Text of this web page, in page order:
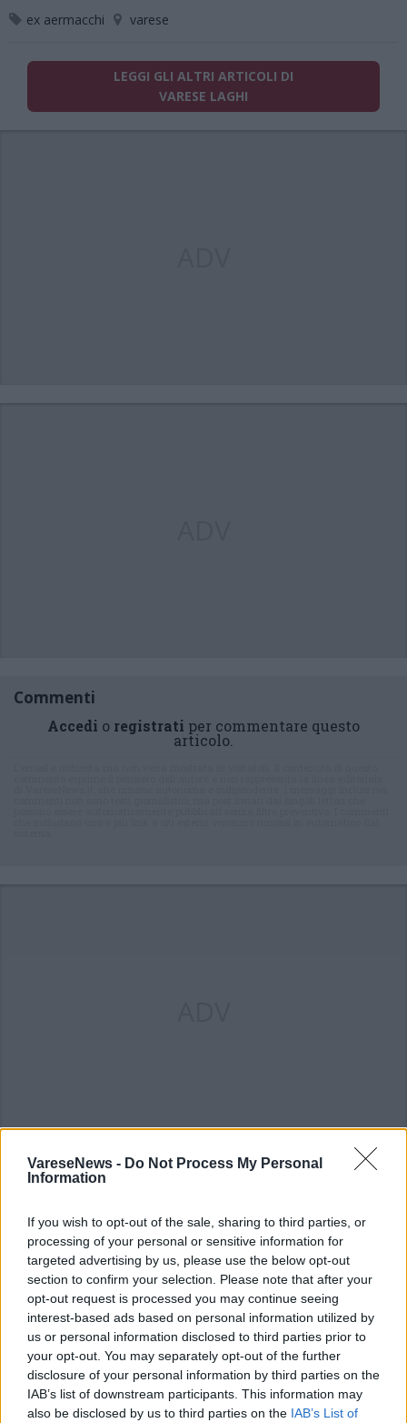
VareseNews - Do Not Process My Personal
Information
If you wish to opt-out of the sale, sharing to third parties, or
processing of your personal or sensitive information for
targeted advertising by us, please use the below opt-out
section to confirm your selection. Please note that after your
opt-out request is processed you may continue seeing
interest-based ads based on personal information utilized by
us or personal information disclosed to third parties prior to
your opt-out. You may separately opt-out of the further
disclosure of your personal information by third parties on the
IAB’s list of downstream participants. This information may
also be disclosed by us to third parties on the IAB’s List of
ex aermacchi varese
LEGGI GLI ALTRI ARTICOLI DI
VARESE LAGHI
Commenti
Accedi o registrati per commentare questo
articolo.